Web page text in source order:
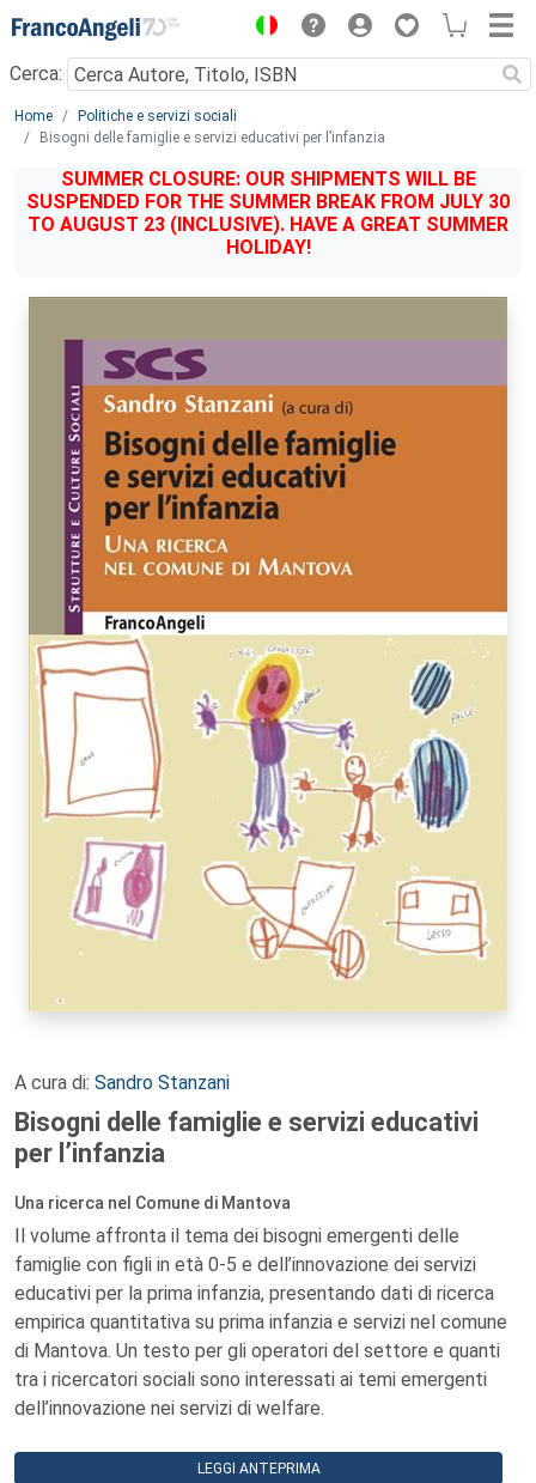
Menu
Cerca:
Main content
Home
Politiche e servizi sociali
Bisogni delle famiglie e servizi educativi per l’infanzia
SUMMER CLOSURE: OUR SHIPMENTS WILL BE
SUSPENDED FOR THE SUMMER BREAK FROM JULY 30
TO AUGUST 23 (INCLUSIVE). HAVE A GREAT SUMMER
HOLIDAY!
A cura di: Sandro Stanzani
Bisogni delle famiglie e servizi educativi
per l’infanzia
Una ricerca nel Comune di Mantova
Il volume affronta il tema dei bisogni emergenti delle
famiglie con figli in età 0-5 e dell’innovazione dei servizi
educativi per la prima infanzia, presentando dati di ricerca
empirica quantitativa su prima infanzia e servizi nel comune
di Mantova. Un testo per gli operatori del settore e quanti
tra i ricercatori sociali sono interessati ai temi emergenti
dell’innovazione nei servizi di welfare.
LEGGI ANTEPRIMA